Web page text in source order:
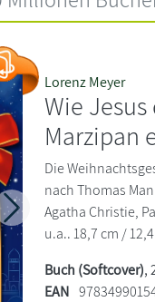
Weiter
Lorenz Meyer
Wie
Marzipan
Die
nach Thomas
Agatha Christie,
u.a.. 18,7 cm /
Buch (Softcover),
EAN